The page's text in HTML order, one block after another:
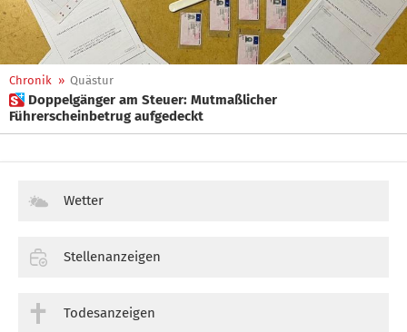
Chronik » Quästur
 Doppelgänger am Steuer: Mutmaßlicher
Führerscheinbetrug aufgedeckt
Wetter
Stellenanzeigen
Todesanzeigen